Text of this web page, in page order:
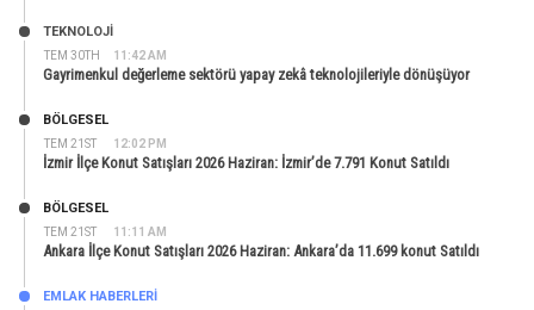
TEM 30TH 11:42 AM
TEKNOLOJİ
Gayrimenkul değerleme sektörü yapay zekâ teknolojileriyle dönüşüyor
TEM 21ST 12:02 PM
BÖLGESEL
İzmir İlçe Konut Satışları 2026 Haziran: İzmir’de 7.791 Konut Satıldı
TEM 21ST 11:11 AM
BÖLGESEL
Ankara İlçe Konut Satışları 2026 Haziran: Ankara’da 11.699 konut Satıldı
EMLAK HABERLERI